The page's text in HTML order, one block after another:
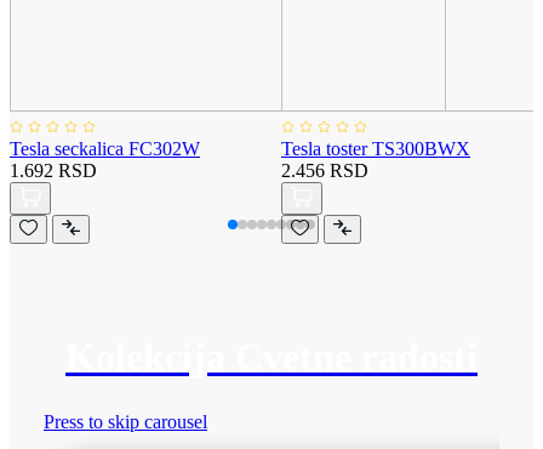
Tesla seckalica FC302W
1.692 RSD
Tesla toster TS300BWX
2.456 RSD
Press to skip carousel